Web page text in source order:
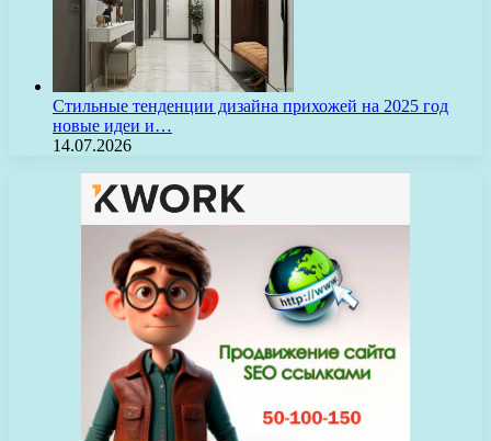
Стильные тенденции дизайна прихожей на 2025 год
новые идеи и…
14.07.2026